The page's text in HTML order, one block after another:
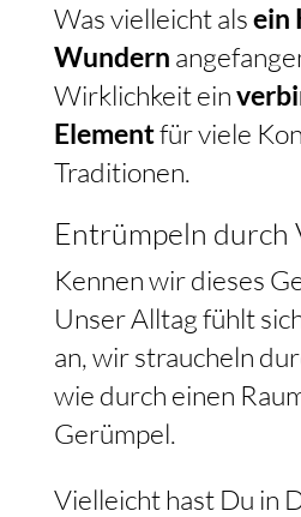
Was vielleicht alsein
Wundern
Wirklichkeit ein
Elementfür viele
Traditionen.
Entrümpeln durch
Kennen wir dieses
Unser Alltag fühlt
an, wir straucheln
wie durch einen
Gerümpel.
Vielleicht hast Du in